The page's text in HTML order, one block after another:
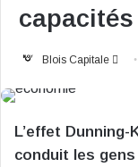
Blois Capitale
L’effet
conduit les